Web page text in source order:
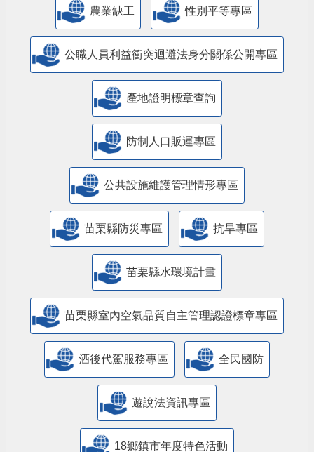
農業缺工 性別平等專區
公職人員利益衝突迴避法身分關係公開專區
產地證明標章查詢
防制人口販運專區
​公共設施維護管理情形專區
苗栗縣防災專區 抗旱專區
苗栗縣水環境計畫
苗栗縣室內空氣品質自主管理認證標章專區
酒後代駕服務專區 全民國防
遊說法資訊專區
18鄉鎮市年度特色活動